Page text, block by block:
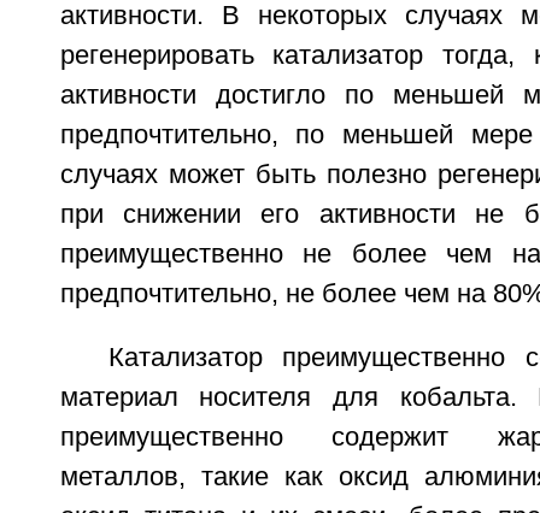
активности. В некоторых случаях
регенерировать катализатор
активности достигло по
предпочтительно, по меньшей
случаях может быть полезно
при снижении его активности не
преимущественно не более чем
предпочтительно, не более чем на
Катализатор преимущественно
материал носителя для кобальта.
преимущественно содержит
металлов, такие как оксид